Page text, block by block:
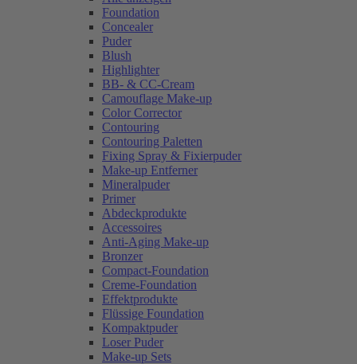
Foundation
Concealer
Puder
Blush
Highlighter
BB- & CC-Cream
Camouflage Make-up
Color Corrector
Contouring
Contouring Paletten
Fixing Spray & Fixierpuder
Make-up Entferner
Mineralpuder
Primer
Abdeckprodukte
Accessoires
Anti-Aging Make-up
Bronzer
Compact-Foundation
Creme-Foundation
Effektprodukte
Flüssige Foundation
Kompaktpuder
Loser Puder
Make-up Sets